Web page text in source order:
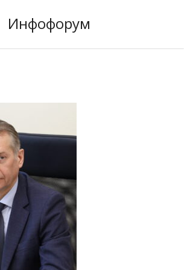
Инфофорум